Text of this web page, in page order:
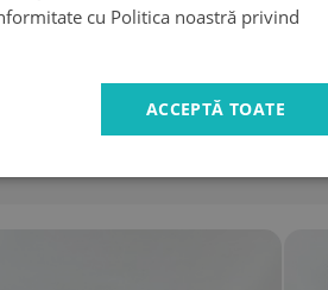
Cumpărături
cu Politica noastră privind
ACCEPTĂ TOATE